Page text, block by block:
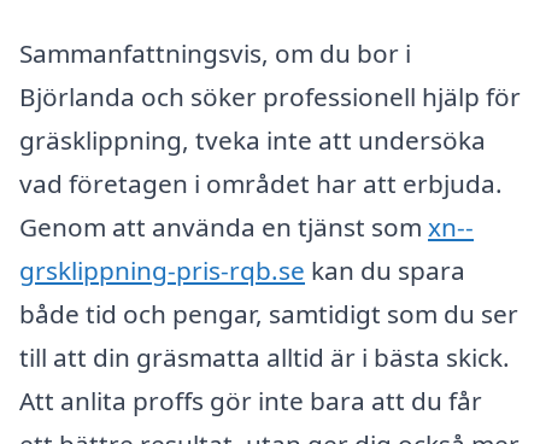
Sammanfattningsvis, om du bor i
Björlanda och söker professionell hjälp för
gräsklippning, tveka inte att undersöka
vad företagen i området har att erbjuda.
Genom att använda en tjänst som xn--
grsklippning-pris-rqb.se kan du spara
både tid och pengar, samtidigt som du ser
till att din gräsmatta alltid är i bästa skick.
Att anlita proffs gör inte bara att du får